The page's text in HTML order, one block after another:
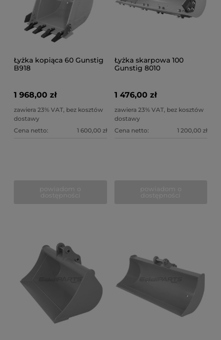
Łyżka kopiąca 60 Gunstig
B918
1 968,00 zł
zawiera 23% VAT, bez kosztów
dostawy
Cena netto:
1 600,00 zł
Łyżka skarpowa 100
Gunstig 8010
1 476,00 zł
zawiera 23% VAT, bez kosztów
dostawy
Cena netto:
1 200,00 zł